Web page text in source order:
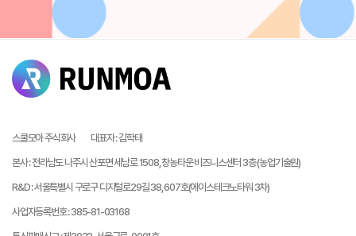
스쿨모아 주식회사 대표자:김학태
본사:전라남도 나주시 산포면 세남로 1508, 창농타운 비즈니스센터 3층 (농업기술원)
R&D:서울특별시 구로구 디지털로29길 38, 607호(에이스테크노타워 3차)
사업자등록번호:385-81-03168